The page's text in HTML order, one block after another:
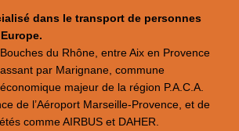
dans le transport de personnes
du Rhône, entre Aix en Provence
par Marignane, commune
majeur de la région P.A.C.A.
de l’Aéroport Marseille-Provence, et de
comme AIRBUS et DAHER.